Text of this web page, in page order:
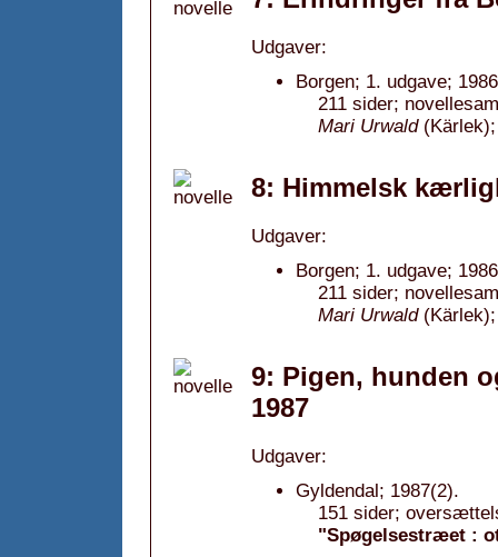
Udgaver:
Borgen; 1. udgave;
211 sider;
Mari Urwald(Kärlek);
8: Himmelsk
Udgaver:
Borgen; 1. udgave;
211 sider;
Mari Urwald(Kärlek);
9: Pigen, hunden
1987
Udgaver:
Gyldendal; 1987(2).
151 sider;
"Spøgelsestræet :